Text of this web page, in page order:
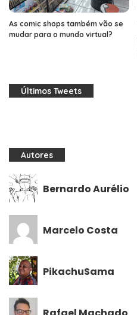
As comic shops também vão se
mudar para o mundo virtual?
Últimos Tweets
Autores
Bernardo Aurélio
Marcelo Costa
PikachuSama